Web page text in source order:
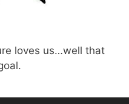
loves us…well that